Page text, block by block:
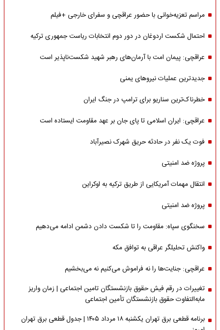
مراسم تعزیه‌خوانی با حضور عراقچی و سفرای خارجی +فیلم
احتمال شکست اردوغان در دور دوم انتخابات ریاست جمهوری ترکیه
عراقچی: پیمان امت با آرمان‌های رهبر شهید شکست‌ناپذیر است
جدیدترین عملیات نیروهای یمنی
خطرناک‌ترین سناریو برای ترامپ در جنگ ایران
عراقچی: ایران اسلامی تا پای جان بر عهد مقاومت ایستاده است
فوت یک نفر در حادثه حریق شهرک نصیرآباد
پروژه ضد امنیتی
انتقال مهمات آمریکایی از طریق ترکیه به اوکراین
پروژه ضد امنیتی
سخنگوی سپاه: مقاومت را تا شکست دادن دشمن ادامه می‌دهیم
واکنش تحلیلگر عراقی به توافق مکه
عراقچی: جنایت‌ها را نه فراموش می‌کنیم نه می‌بخشیم
تغییرات در رقم فیش حقوق بازنشستگان تامین اجتماعی | زمان واریز
مابه‌التفاوت حقوق بازنشستگان تأمین اجتماعی
برنامه قطعی برق تهران یکشنبه ۱۸ مرداد ۱۴۰۵ | جدول قطعی برق تهران